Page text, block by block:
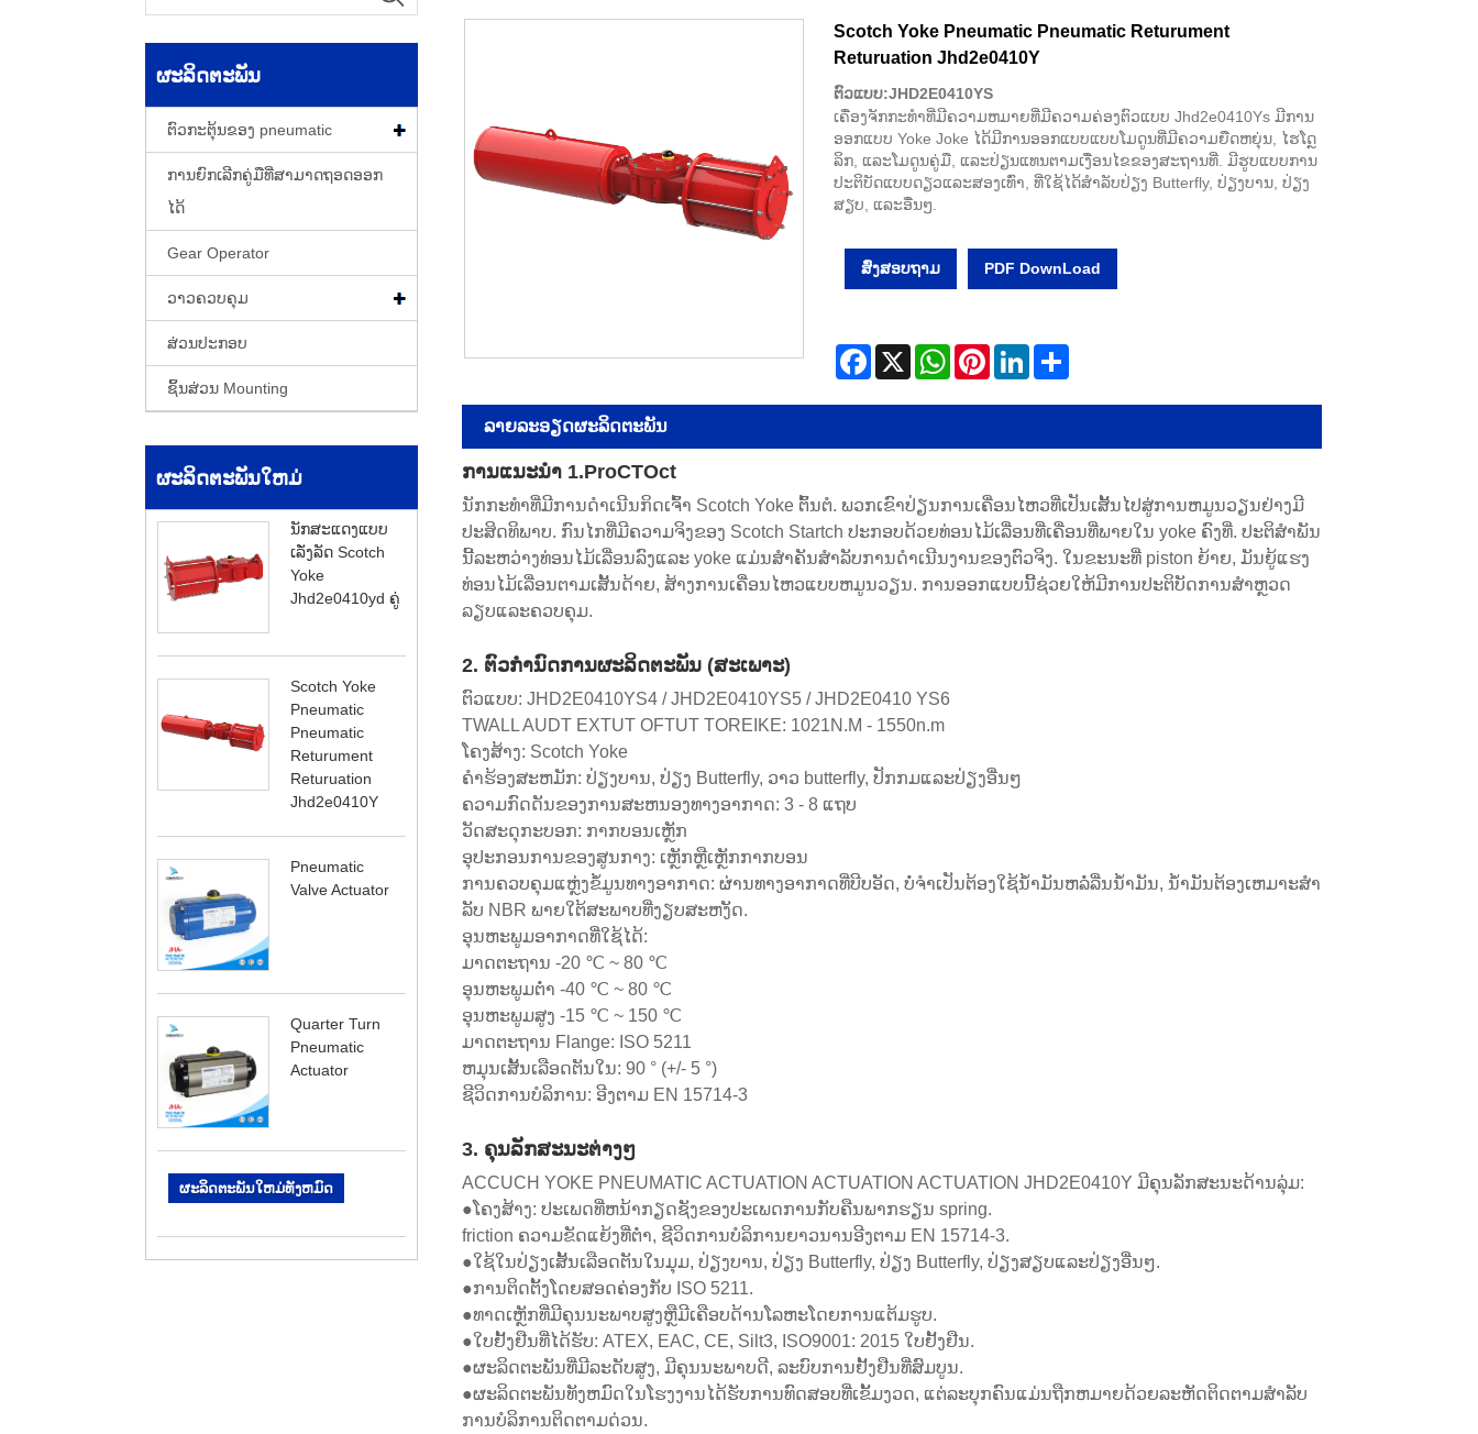
ຜະລິດຕະພັນ
ຕົວກະຕຸ້ນຂອງ pneumatic
ການຍົກເລີກຄູ່ມືທີ່ສາມາດຖອດອອກ
ໄດ້
Gear Operator
ວາວຄວບຄຸມ
ສ່ວນປະກອບ
ຊິ້ນສ່ວນ Mounting
ຜະລິດຕະພັນໃຫມ່
ນັກສະແດງແບບ
ເລັ່ງລັດ Scotch
Yoke
Jhd2e0410yd ຄູ່
Scotch Yoke
Pneumatic
Pneumatic
Returument
Returuation
Jhd2e0410Y
Pneumatic
Valve Actuator
Quarter Turn
Pneumatic
Actuator
ຜະລິດຕະພັນໃຫມ່ທັງຫມົດ
Scotch Yoke Pneumatic Pneumatic Returument
Returuation Jhd2e0410Y
ຕົວແບບ:JHD2E0410YS
ເຄື່ອງຈັກກະທໍາທີ່ມີຄວາມຫມາຍທີ່ມີຄວາມຄ່ອງຕົວແບບ Jhd2e0410Ys ມີການ
ອອກແບບ Yoke Joke ໄດ້ມີການອອກແບບແບບໂມດູນທີ່ມີຄວາມຍືດຫຍຸ່ນ, ໄຮໂດຼ
ລິກ, ແລະໂມດູນຄູ່ມື, ແລະປ່ຽນແທນຕາມເງື່ອນໄຂຂອງສະຖານທີ່. ມີຮູບແບບການ
ປະຕິບັດແບບດຽວແລະສອງເທົ່າ, ທີ່ໃຊ້ໄດ້ສໍາລັບປ່ຽງ Butterfly, ປ່ຽງບານ, ປ່ຽງ
ສຽບ, ແລະອື່ນໆ.
ສົ່ງສອບຖາມ PDF DownLoad
Facebook
X WhatsAppPinterestLinkedInShare
ລາຍ​ລະ​ອຽດ​ຜະ​ລິດ​ຕະ​ພັນ
ການແນະນໍາ 1.ProCTOct
ນັກກະທໍາທີ່ມີການດໍາເນີນກິດເຈົ້າ Scotch Yoke ຕົ້ນຕໍ. ພວກເຂົາປ່ຽນການເຄື່ອນໄຫວທີ່ເປັນເສັ້ນໄປສູ່ການຫມູນວຽນຢ່າງມີ
ປະສິດທິພາບ. ກົນໄກທີ່ມີຄວາມຈິງຂອງ Scotch Startch ປະກອບດ້ວຍທ່ອນໄມ້ເລື່ອນທີ່ເຄື່ອນທີ່ພາຍໃນ yoke ຄົງທີ່. ປະຕິສໍາພັນ
ນີ້ລະຫວ່າງທ່ອນໄມ້ເລື່ອນລົງແລະ yoke ແມ່ນສໍາຄັນສໍາລັບການດໍາເນີນງານຂອງຕົວຈິງ. ໃນຂະນະທີ່ piston ຍ້າຍ, ມັນຍູ້ແຮງ
ທ່ອນໄມ້ເລື່ອນຕາມເສັ້ນດ້າຍ, ສ້າງການເຄື່ອນໄຫວແບບຫມູນວຽນ. ການອອກແບບນີ້ຊ່ວຍໃຫ້ມີການປະຕິບັດການສໍາຫຼວດ
ລຽບແລະຄວບຄຸມ.
2. ຕົວກໍານົດການຜະລິດຕະພັນ (ສະເພາະ)
ຕົວແບບ: JHD2E0410YS4 / JHD2E0410YS5 / JHD2E0410 YS6
TWALL AUDT EXTUT OFTUT TOREIKE: 1021N.M - 1550n.m
ໂຄງສ້າງ: Scotch Yoke
ຄໍາຮ້ອງສະຫມັກ: ປ່ຽງບານ, ປ່ຽງ Butterfly, ວາວ butterfly, ປັກກມແລະປ່ຽງອື່ນໆ
ຄວາມກົດດັນຂອງການສະຫນອງທາງອາກາດ: 3 - 8 ແຖບ
ວັດສະດຸກະບອກ: ກາກບອນເຫຼັກ
ອຸປະກອນການຂອງສູນກາງ: ເຫຼັກຫຼືເຫຼັກກາກບອນ
ການຄວບຄຸມແຫຼ່ງຂໍ້ມູນທາງອາກາດ: ຜ່ານທາງອາກາດທີ່ບີບອັດ, ບໍ່ຈໍາເປັນຕ້ອງໃຊ້ນ້ໍາມັນຫລໍ່ລື່ນນ້ໍາມັນ, ນ້ໍາມັນຕ້ອງເຫມາະສໍາ
ລັບ NBR ພາຍໃຕ້ສະພາບທີ່ງຽບສະຫງັດ.
ອຸນຫະພູມອາກາດທີ່ໃຊ້ໄດ້:
ມາດຕະຖານ -20 ℃ ~ 80 ℃
ອຸນຫະພູມຕ່ໍາ -40 ℃ ~ 80 ℃
ອຸນຫະພູມສູງ -15 ℃ ~ 150 ℃
ມາດຕະຖານ Flange: ISO 5211
ຫມຸນເສັ້ນເລືອດຕັນໃນ: 90 ° (+/- 5 °)
ຊີວິດການບໍລິການ: ອີງຕາມ EN 15714-3
3. ຄຸນລັກສະນະຕ່າງໆ
ACCUCH YOKE PNEUMATIC ACTUATION ACTUATION ACTUATION JHD2E0410Y ມີຄຸນລັກສະນະດ້ານລຸ່ມ:
●ໂຄງສ້າງ: ປະເພດທີ່ຫນ້າກຽດຊັງຂອງປະເພດການກັບຄືນພາກຮຽນ spring.
friction ຄວາມຂັດແຍ້ງທີ່ຕໍ່າ, ຊີວິດການບໍລິການຍາວນານອີງຕາມ EN 15714-3.
●ໃຊ້ໃນປ່ຽງເສັ້ນເລືອດຕັນໃນມຸມ, ປ່ຽງບານ, ປ່ຽງ Butterfly, ປ່ຽງ Butterfly, ປ່ຽງສຽບແລະປ່ຽງອື່ນໆ.
●ການຕິດຕັ້ງໂດຍສອດຄ່ອງກັບ ISO 5211.
●ທາດເຫຼັກທີ່ມີຄຸນນະພາບສູງຫຼືມີເຄືອບດ້ານໂລຫະໂດຍການແຕ້ມຮູບ.
●ໃບຢັ້ງຢືນທີ່ໄດ້ຮັບ: ATEX, EAC, CE, Silt3, ISO9001: 2015 ໃບຢັ້ງຢືນ.
●ຜະລິດຕະພັນທີ່ມີລະດັບສູງ, ມີຄຸນນະພາບດີ, ລະບົບການຢັ້ງຢືນທີ່ສົມບູນ.
●ຜະລິດຕະພັນທັງຫມົດໃນໂຮງງານໄດ້ຮັບການທົດສອບທີ່ເຂັ້ມງວດ, ແຕ່ລະບຸກຄົນແມ່ນຖືກຫມາຍດ້ວຍລະຫັດຕິດຕາມສໍາລັບ
ການບໍລິການຕິດຕາມດ່ວນ.